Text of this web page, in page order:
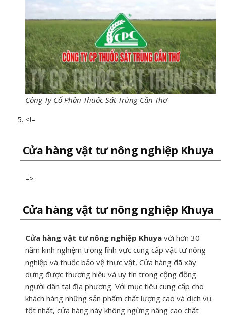
Công Ty Cổ Phần Thuốc Sát Trùng Cần Thơ
<!–
Cửa hàng vật tư nông nghiệp Khuya
–>
Cửa hàng vật tư nông nghiệp Khuya
Cửa hàng vật tư nông nghiệp Khuya với hơn 30
năm kinh nghiệm trong lĩnh vực cung cấp vật tư nông
nghiệp và thuốc bảo vệ thực vật, Cửa hàng đã xây
dựng được thương hiệu và uy tín trong cộng đồng
người dân tại địa phương. Với mục tiêu cung cấp cho
khách hàng những sản phẩm chất lượng cao và dịch vụ
tốt nhất, cửa hàng này không ngừng nâng cao chất